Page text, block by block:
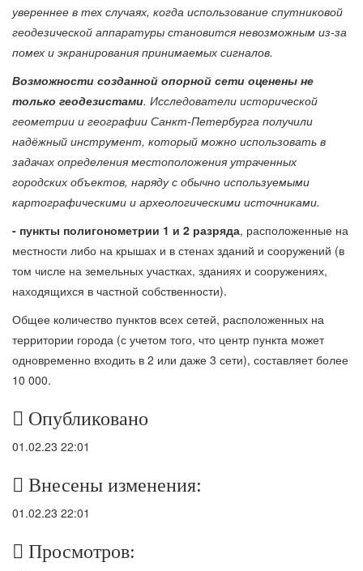
увереннее в тех случаях, когда использование спутниковой
геодезической аппаратуры становится невозможным из-за
помех и экранирования принимаемых сигналов.
Возможности созданной опорной сети оценены не
только геодезистами. Исследователи исторической
геометрии и географии Санкт-Петербурга получили
надёжный инструмент, который можно использовать в
задачах определения местоположения утраченных
городских объектов, наряду с обычно используемыми
картографическими и археологическими источниками.
- пункты полигонометрии 1 и 2 разряда, расположенные на
местности либо на крышах и в стенах зданий и сооружений (в
том числе на земельных участках, зданиях и сооружениях,
находящихся в частной собственности).
Общее количество пунктов всех сетей, расположенных на
территории города (с учетом того, что центр пункта может
одновременно входить в 2 или даже 3 сети), составляет более
10 000.
Опубликовано
01.02.23 22:01
Внесены изменения:
01.02.23 22:01
Просмотров: